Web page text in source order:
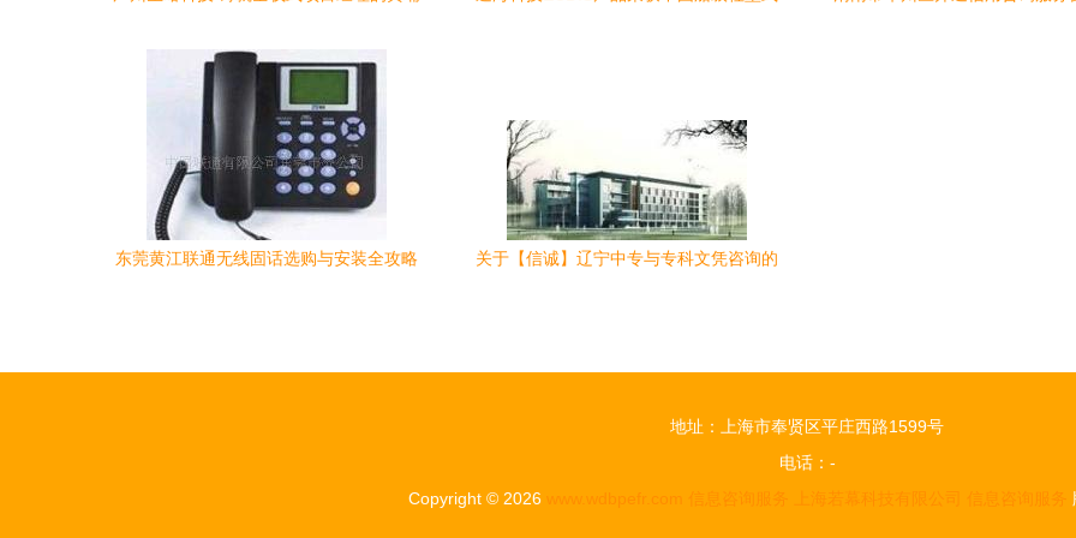
东莞黄江联通无线固话选购与安装全攻略
关于【信诚】辽宁中专与专科文凭咨询的
地址：上海市奉贤区平庄西路1599号
电话：-
Copyright © 2026 www.wdbpefr.com 信息咨询服务 上海若幕科技有限公司 信息咨询服务